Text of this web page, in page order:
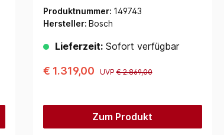
Produktnummer: 149743
Hersteller: Bosch
Lieferzeit:Sofort verfügbar
€ 1.319,00 UVP€ 2.869,00
Zum Produkt